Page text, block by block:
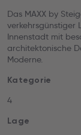
Das MAXX by
verkehrsgünstiger
Innenstadt mit
architektonische
Moderne.
Kategorie
4
Lage